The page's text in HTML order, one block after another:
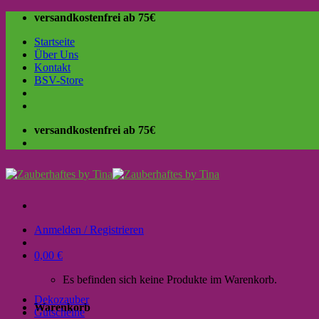
Skip
content
versandkostenfrei ab 75€
Startseite
Über Uns
Kontakt
BSV-Store
versandkostenfrei ab 75€
Anmelden / Registrieren
0,00 €
Es befinden sich keine Produkte im Warenkorb.
Warenkorb
Dekozauber
Gutscheine